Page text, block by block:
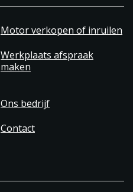
Motor verkopen of inruilen
Werkplaats afspraak
maken
Ons bedrijf
Contact